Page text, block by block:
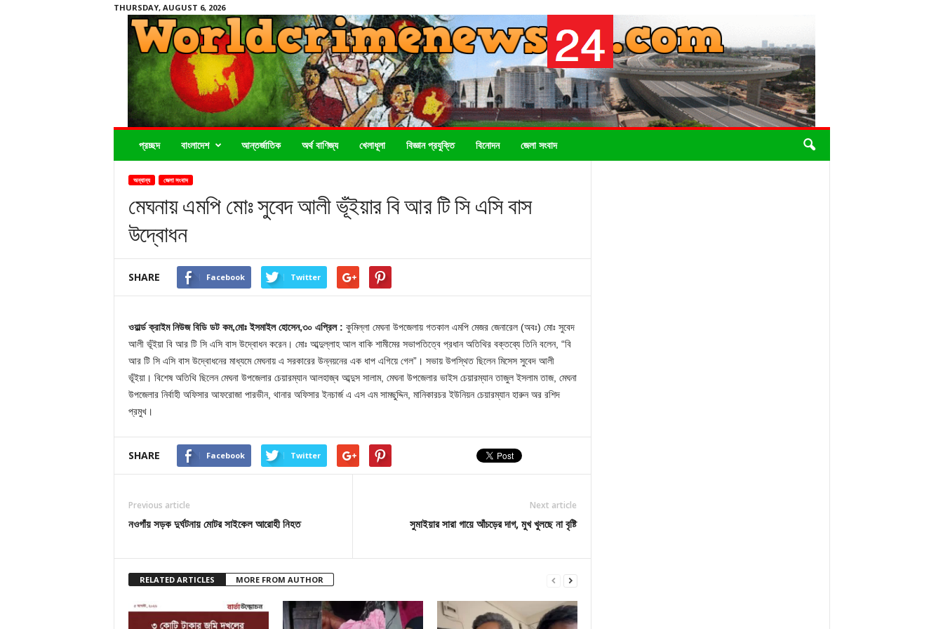
THURSDAY, AUGUST 6, 2026
প্রচ্ছদ বাংলাদেশ আন্তর্জাতিক অর্থ বাণিজ্য খেলাধূলা বিজ্ঞান প্রযুক্তি বিনোদন জেলা সংবাদ
অন্যান্য জেলা সংবাদ
মেঘনায় এমপি মোঃ সুবেদ আলী ভূঁইয়ার বি আর টি সি এসি বাস
উদ্বোধন
SHARE Facebook Twitter
ওয়ার্ল্ড ক্রাইম নিউজ বিডি ডট কম,মোঃ ইসমাইল হোসেন,৩০ এপ্রিল : কুমিল্লা মেঘনা উপজেলায় গতকাল এমপি মেজর জেনারেল (অবঃ) মোঃ সুবেদ
আলী ভূঁইয়া বি আর টি সি এসি বাস উদ্বোধন করেন। মোঃ আব্দুল্লাহ আল বাকি শামীমের সভাপতিত্বে প্রধান অতিথির বক্তব্যে তিনি বলেন, “বি
আর টি সি এসি বাস উদ্বোধনের মাধ্যমে মেঘনায় এ সরকারের উন্নয়নের এক ধাপ এগিয়ে গেল”। সভায় উপস্থিত ছিলেন মিসেস সুবেদ আলী
ভূঁইয়া। বিশেষ অতিথি ছিলেন মেঘনা উপজেলার চেয়ারম্যান আলহাজ্ব আব্দুস সালাম, মেঘনা উপজেলার ভাইস চেয়ারম্যান তাজুল ইসলাম তাজ, মেঘনা
উপজেলার নির্বাহী অফিসার আফরোজা পারভীন, থানার অফিসার ইনচার্জ এ এস এম সামছুদ্দিন, মানিকারচর ইউনিয়ন চেয়ারম্যান হারুন অর রশিদ
প্রমুখ।
SHARE Facebook Twitter
Previous article
নওগাঁয় সড়ক দুর্ঘটনায় মোটর সাইকেল আরোহী নিহত
Next article
সুমাইয়ার সারা গায়ে আঁচড়ের দাগ, মুখ খুলছে না বৃষ্টি
RELATED ARTICLES MORE FROM AUTHOR